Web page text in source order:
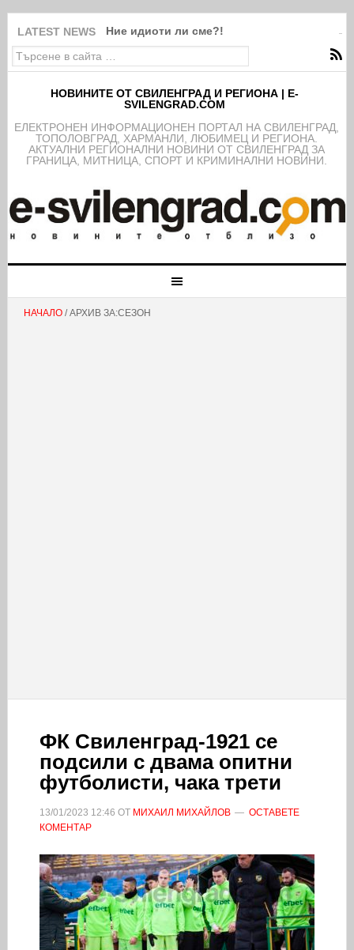
LATEST NEWS Ние идиоти ли сме?!
НОВИНИТЕ ОТ СВИЛЕНГРАД И РЕГИОНА | E-
SVILENGRAD.COM
EЛЕКТРОНЕН ИНФОРМАЦИОНЕН ПОРТАЛ НА СВИЛЕНГРАД,
ТОПОЛОВГРАД, ХАРМАНЛИ, ЛЮБИМЕЦ И РЕГИОНА.
АКТУАЛНИ РЕГИОНАЛНИ НОВИНИ ОТ СВИЛЕНГРАД ЗА
ГРАНИЦА, МИТНИЦА, СПОРТ И КРИМИНАЛНИ НОВИНИ.
НАЧАЛО/ АРХИВ ЗА:СЕЗОН
ФК Свиленград-1921 се
подсили с двама опитни
футболисти, чака трети
13/01/2023 12:46 ОТ МИХАИЛ МИХАЙЛОВ
ОСТАВЕТЕ
КОМЕНТАР